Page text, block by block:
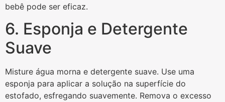
bebê pode ser eficaz.
6. Esponja e Detergente
Suave
Misture água morna e detergente suave. Use uma
esponja para aplicar a solução na superfície do
estofado, esfregando suavemente. Remova o excesso